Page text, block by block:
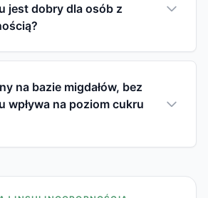
jest dobry dla osób z
na bazie migdałów, bez
wpływa na poziom cukru